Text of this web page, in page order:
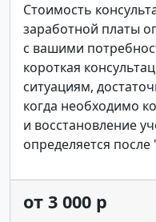
Стоимость
заработной платы
с вашими
короткая
ситуациям,
когда необходимо
и восстановление
определяется после
от 3 000 р